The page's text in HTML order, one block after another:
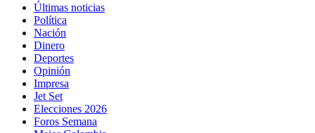
Últimas noticias
Política
Nación
Dinero
Deportes
Opinión
Impresa
Jet Set
Elecciones 2026
Foros Semana